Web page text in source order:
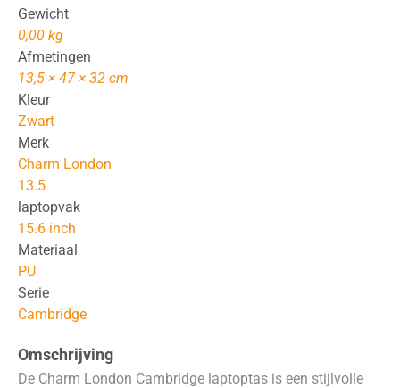
Gewicht
0,00 kg
Afmetingen
13,5 × 47 × 32 cm
Kleur
Zwart
Merk
Charm London
13.5
laptopvak
15.6 inch
Materiaal
PU
Serie
Cambridge
Omschrijving
De Charm London Cambridge laptoptas is een stijlvolle